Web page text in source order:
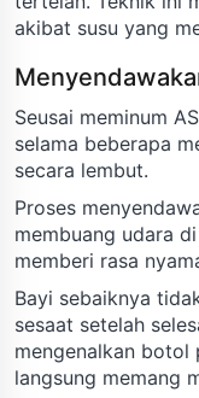
akibat susu yang
Seusai meminum
selama beberapa
secara lembut.
Proses
membuang udara
memberi rasa
Bayi sebaiknya
sesaat setelah
mengenalkan botol
langsung memang